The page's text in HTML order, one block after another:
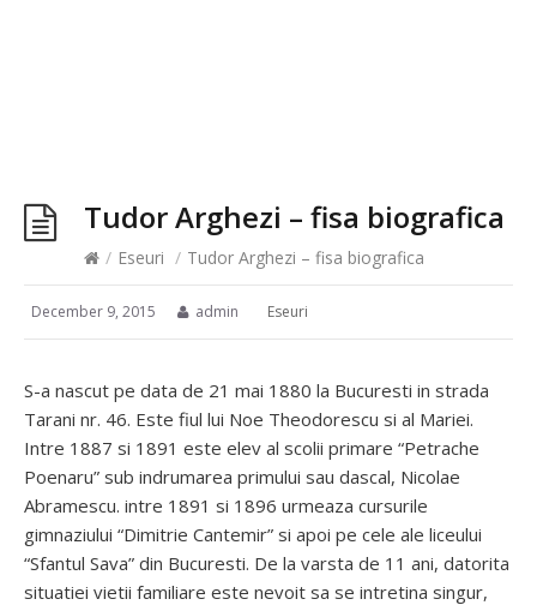
Tudor Arghezi – fisa biografica
/ Eseuri / Tudor Arghezi – fisa biografica
December 9, 2015 admin Eseuri
S-a nascut pe data de 21 mai 1880 la Bucuresti in strada
Tarani nr. 46. Este fiul lui Noe Theodorescu si al Mariei.
Intre 1887 si 1891 este elev al scolii primare “Petrache
Poenaru” sub indrumarea primului sau dascal, Nicolae
Abramescu. intre 1891 si 1896 urmeaza cursurile
gimnaziului “Dimitrie Cantemir” si apoi pe cele ale liceului
“Sfantul Sava” din Bucuresti. De la varsta de 11 ani, datorita
situatiei vietii familiare este nevoit sa se intretina singur,